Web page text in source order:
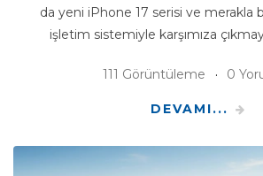
da yeni iPhone 17 serisi ve merakla
işletim sistemiyle karşımıza
111 Görüntüleme 0
DEVAMI...